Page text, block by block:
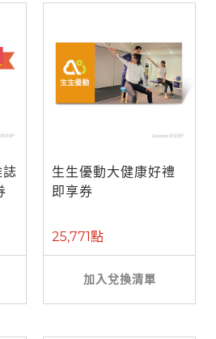
生生優動大健康好禮
即享券
25,771點
加入兌換清單